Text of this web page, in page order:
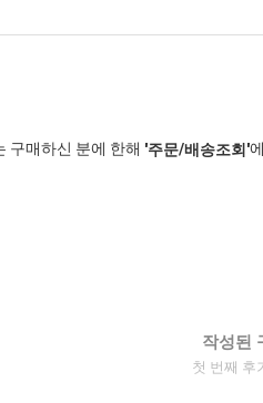
구매하신 분에 한해 '주문/배송조회'
작성된
첫 번째 후